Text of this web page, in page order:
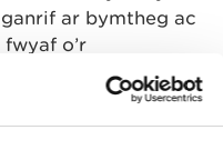
ar bymtheg ac
o’r
Ond mae
a
o domenni rwbel